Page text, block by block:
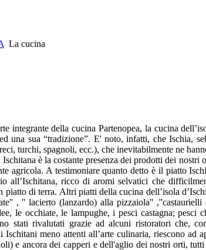
La cucina
integrante della cucina Partenopea, la cucina
una sua “tradizione”. E' noto, infatti, che Ischia,
turchi, spagnoli, ecc.), che inevitabilmente ne
è la costante presenza dei prodotti dei nostri
agricola. A testimoniare quanto detto è il piatto
all’Ischitana, ricco di aromi selvatici che
piatto di terra. Altri piatti della cucina dell’isola
, '' lacierto (lanzardo) alla pizzaiola'' ,''castaurielli
le occhiate, le lampughe, i pesci castagna; pesci
stati rivalutati grazie ad alcuni ristoratori che,
meno attenti all’arte culinaria, riescono ad
e ancora dei capperi e dell'aglio dei nostri orti,